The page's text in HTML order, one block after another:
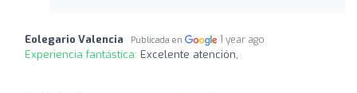
Eolegario Valencia Publicada en 1 year ago
Experiencia fantástica: Excelente atención,